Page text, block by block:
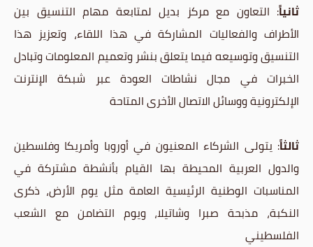
ثانياً: التعاون مع مركز بديل لمتابعة مهام التنسيق بين
الأطراف والفعاليات المشاركة في هذا اللقاء، وتعزيز هذا
التنسيق وتوسيعه فيما يتعلق بنشر وتعميم المعلومات وتبادل
الخبرات في مجال نشاطات العودة عبر شبكة الإنترنت
الإلكترونية ووسائل الاتصال الأخرى المتاحة
ثالثاً: يتولى الشركاء المعنيون في أوروبا وأمريكا وفلسطين
والدول العربية المحيطة بها القيام بأنشطة مشتركة في
المناسبات الوطنية الرئيسية العامة مثل يوم الأرض، ذكرى
النكبة، مذبحة صبرا وشاتيلا، ويوم التضامن مع الشعب
الفلسطيني